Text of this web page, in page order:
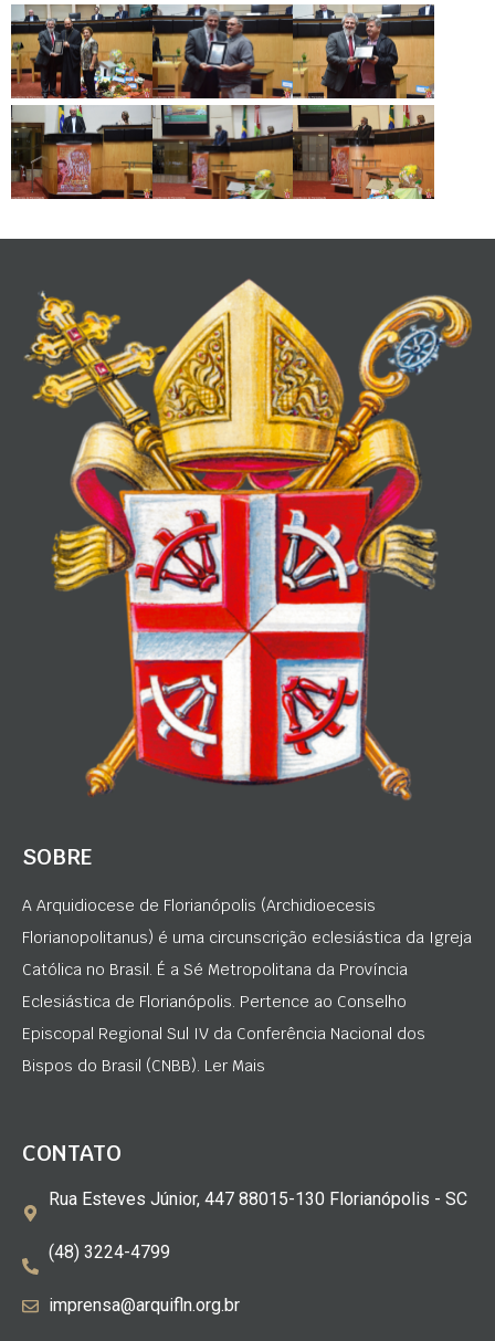
SOBRE
A Arquidiocese de Florianópolis (Archidioecesis
Florianopolitanus) é uma circunscrição eclesiástica da Igreja
Católica no Brasil. É a Sé Metropolitana da Província
Eclesiástica de Florianópolis. Pertence ao Conselho
Episcopal Regional Sul IV da Conferência Nacional dos
Bispos do Brasil (CNBB). Ler Mais
CONTATO
Rua Esteves Júnior, 447 88015-130 Florianópolis - SC
(48) 3224-4799
imprensa@arquifln.org.br